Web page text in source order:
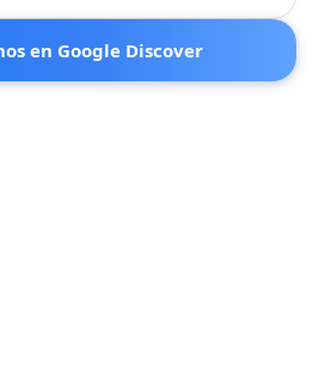
en Google Discover